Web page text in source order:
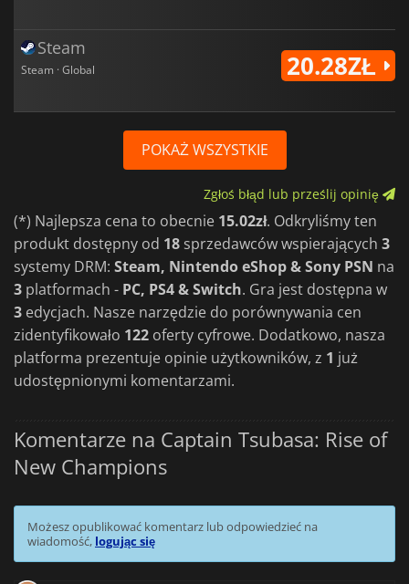
Steam
Steam · Global 20.28ZŁ
POKAŻ WSZYSTKIE
Zgłoś błąd lub prześlij opinię
(*) Najlepsza cena to obecnie 15.02zł. Odkryliśmy ten
produkt dostępny od 18 sprzedawców wspierających 3
systemy DRM: Steam, Nintendo eShop & Sony PSN na
3 platformach - PC, PS4 & Switch. Gra jest dostępna w
3 edycjach. Nasze narzędzie do porównywania cen
zidentyfikowało 122 oferty cyfrowe. Dodatkowo, nasza
platforma prezentuje opinie użytkowników, z 1 już
udostępnionymi komentarzami.
Komentarze na Captain Tsubasa: Rise of
New Champions
Możesz opublikować komentarz lub odpowiedzieć na
wiadomość, logując się